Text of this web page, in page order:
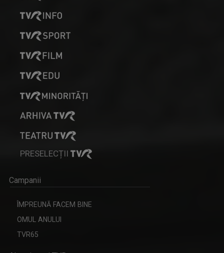
PRESELECȚII
Campanii
ÎMPREUNĂ FACEM BINE
OMUL ANULUI
TVR65